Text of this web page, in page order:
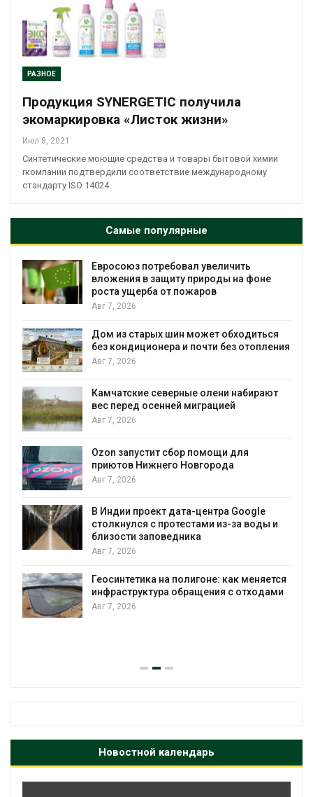
РАЗНОЕ
Продукция SYNERGETIC получила
экомаркировка «Листок жизни»
Июл 8, 2021
Синтетические моющие средства и товары бытовой химии
rкомпании подтвердили соответствие международному
стандарту ISO 14024.
Самые популярные
Евросоюз потребовал увеличить
вложения в защиту природы на фоне
роста ущерба от пожаров
Авг 7, 2026
Дом из старых шин может обходиться
без кондиционера и почти без отопления
Авг 7, 2026
Камчатские северные олени набирают
вес перед осенней миграцией
Авг 7, 2026
Ozon запустит сбор помощи для
приютов Нижнего Новгорода
Авг 7, 2026
В Индии проект дата-центра Google
столкнулся с протестами из-за воды и
близости заповедника
Авг 7, 2026
Геосинтетика на полигоне: как меняется
инфраструктура обращения с отходами
Авг 7, 2026
Новостной календарь